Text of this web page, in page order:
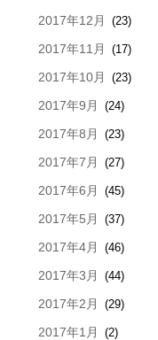
2017年12月 (23)
2017年11月 (17)
2017年10月 (23)
2017年9月 (24)
2017年8月 (23)
2017年7月 (27)
2017年6月 (45)
2017年5月 (37)
2017年4月 (46)
2017年3月 (44)
2017年2月 (29)
2017年1月 (2)